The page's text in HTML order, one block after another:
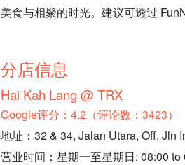
美食与相聚的时光。建议可透过
分店信息
Hai Kah Lang @ TRX
Google评分：4.2（评论数：3423）
地址：32 & 34, Jalan Utara, Off, Jln
营业时间：星期一至星期日: 08:00 to